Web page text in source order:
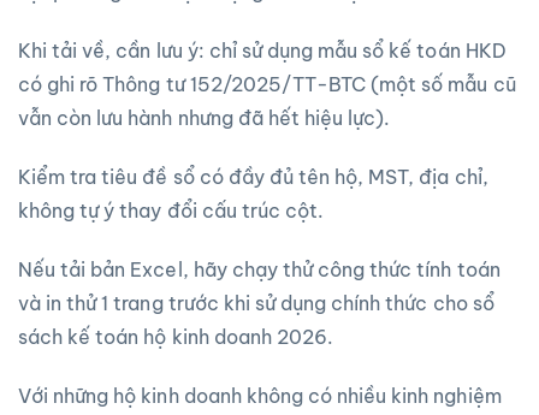
Khi tải về, cần lưu ý: chỉ sử dụng mẫu sổ kế toán HKD
có ghi rõ Thông tư 152/2025/TT-BTC (một số mẫu cũ
vẫn còn lưu hành nhưng đã hết hiệu lực).
Kiểm tra tiêu đề sổ có đầy đủ tên hộ, MST, địa chỉ,
không tự ý thay đổi cấu trúc cột.
Nếu tải bản Excel, hãy chạy thử công thức tính toán
và in thử 1 trang trước khi sử dụng chính thức cho sổ
sách kế toán hộ kinh doanh 2026.
Với những hộ kinh doanh không có nhiều kinh nghiệm